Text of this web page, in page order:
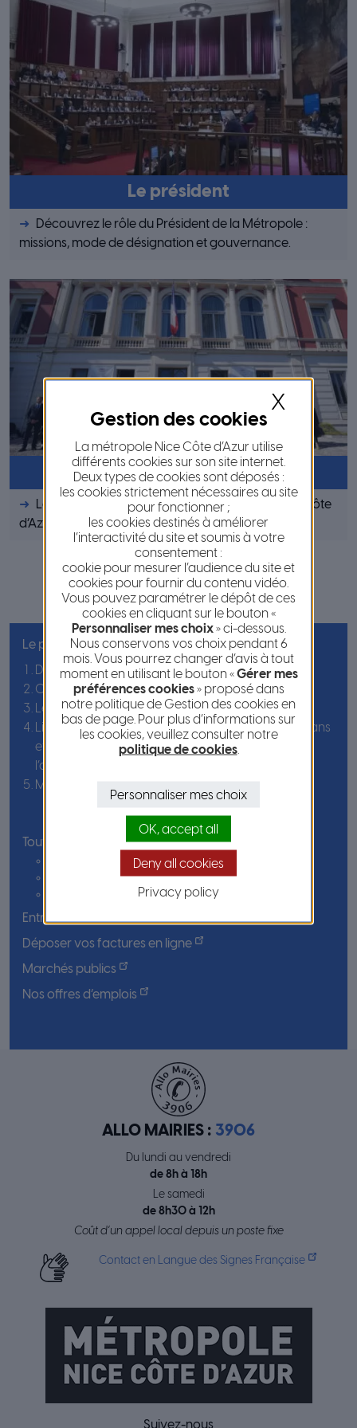
Le président
Découvrez le rôle du Président de la Métropole :
missions, mode de désignation et gouvernance.
Les élus
La liste complète des élus de la Métropole Nice Côte
d’Azur.
Le plus consulté en ce moment :
Démarches et fonctionnement des déchetteries
Collecte des encombrants
Les déchetteries
Lignes d’Azur : gratuité pour les personnes de 65 ans
et plus, les personnels métropolitains de
l’administration pénitentiaire et du CHU de Nice
Mes démarches
Toutes les réponses à vos questions :
FAQ assainissement
FAQ rénovation énergétique
Entreprises : vous installer
Déposer vos factures en ligne
Marchés publics
Nos offres d’emplois
ALLO MAIRIES : 3906
Du lundi au vendredi
de 8h à 18h
Le samedi
de 8h30 à 12h
Coût d’un appel local depuis un poste fixe
Contact en Langue des Signes Française
X
La métropole Nice Côte d’Azur utilise
différents cookies sur son site internet.
Deux types de cookies sont déposés :
les cookies strictement nécessaires au site
pour fonctionner ;
les cookies destinés à améliorer
l’interactivité du site et soumis à votre
consentement :
cookie pour mesurer l’audience du site et
cookies pour fournir du contenu vidéo.
Vous pouvez paramétrer le dépôt de ces
cookies en cliquant sur le bouton «
Personnaliser mes choix» ci-dessous.
Nous conservons vos choix pendant 6
mois. Vous pourrez changer d’avis à tout
moment en utilisant le bouton «Gérer mes
préférences cookies» proposé dans
notre politique de Gestion des cookies en
bas de page. Pour plus d’informations sur
les cookies, veuillez consulter notre
politique de cookies.
Personnaliser mes choix
OK, accept all
Deny all cookies
Privacy policy